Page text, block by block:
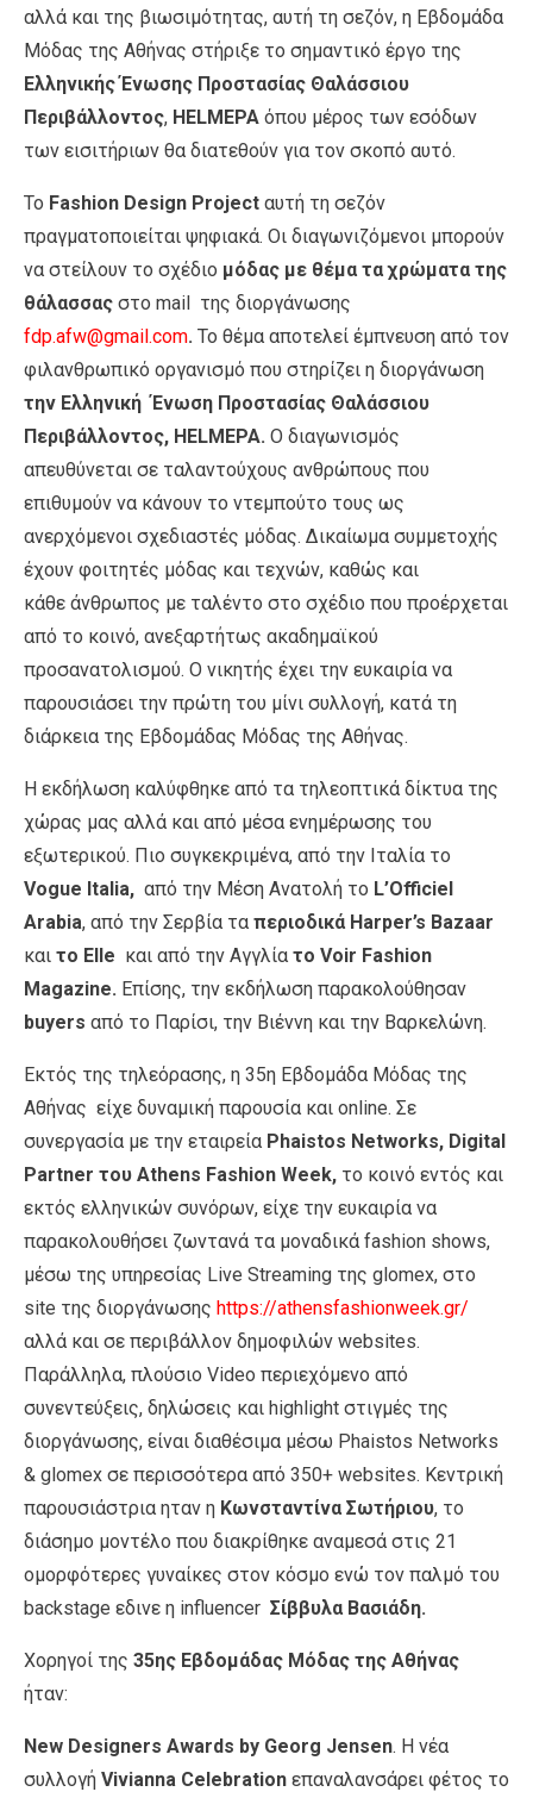
αλλά και της βιωσιμότητας, αυτή τη σεζόν, η Εβδομάδα
Μόδας της Αθήνας στήριξε το σημαντικό έργο της
Ελληνικής Ένωσης Προστασίας Θαλάσσιου
Περιβάλλοντος, HELMEPA όπου μέρος των εσόδων
των εισιτήριων θα διατεθούν για τον σκοπό αυτό.
Το Fashion Design Project αυτή τη σεζόν
πραγματοποιείται ψηφιακά. Οι διαγωνιζόμενοι μπορούν
να στείλουν το σχέδιο μόδας με θέμα τα χρώματα της
θάλασσας στο mail της διοργάνωσης
fdp.afw@gmail.com. Το θέμα αποτελεί έμπνευση από τον
φιλανθρωπικό οργανισμό που στηρίζει η διοργάνωση
την Ελληνική Ένωση Προστασίας Θαλάσσιου
Περιβάλλοντος, HELMEPA. Ο διαγωνισμός
απευθύνεται σε ταλαντούχους ανθρώπους που
επιθυμούν να κάνουν το ντεμπούτο τους ως
ανερχόμενοι σχεδιαστές μόδας. Δικαίωμα συμμετοχής
έχουν φοιτητές μόδας και τεχνών, καθώς και
κάθε άνθρωπος με ταλέντο στο σχέδιο που προέρχεται
από το κοινό, ανεξαρτήτως ακαδημαϊκού
προσανατολισμού. Ο νικητής έχει την ευκαιρία να
παρουσιάσει την πρώτη του μίνι συλλογή, κατά τη
διάρκεια της Εβδομάδας Μόδας της Αθήνας.
Η εκδήλωση καλύφθηκε από τα τηλεοπτικά δίκτυα της
χώρας μας αλλά και από μέσα ενημέρωσης του
εξωτερικού. Πιο συγκεκριμένα, από την Ιταλία το
Vogue Italia, από την Μέση Ανατολή το L’Officiel
Arabia, από την Σερβία τα περιοδικά Harper’s Bazaar
και το Elle και από την Αγγλία το Voir Fashion
Magazine. Επίσης, την εκδήλωση παρακολούθησαν
buyers από το Παρίσι, την Βιέννη και την Βαρκελώνη.
Εκτός της τηλεόρασης, η 35η Εβδομάδα Μόδας της
Αθήνας είχε δυναμική παρουσία και online. Σε
συνεργασία με την εταιρεία Phaistos Networks, Digital
Partner του Athens Fashion Week, το κοινό εντός και
εκτός ελληνικών συνόρων, είχε την ευκαιρία να
παρακολουθήσει ζωντανά τα μοναδικά fashion shows,
μέσω της υπηρεσίας Live Streaming της glomex, στο
site της διοργάνωσης https://athensfashionweek.gr/
αλλά και σε περιβάλλον δημοφιλών websites.
Παράλληλα, πλούσιο Video περιεχόμενο από
συνεντεύξεις, δηλώσεις και highlight στιγμές της
διοργάνωσης, είναι διαθέσιμα μέσω Phaistos Networks
& glomex σε περισσότερα από 350+ websites. Κεντρική
παρουσιάστρια ηταν η Κωνσταντίνα Σωτήριου, το
διάσημο μοντέλο που διακρίθηκε αναμεσά στις 21
ομορφότερες γυναίκες στον κόσμο ενώ τον παλμό του
backstage εδινε η influencer Σίββυλα Βασιάδη.
Χορηγοί της 35ης Εβδομάδας Μόδας της Αθήνας
ήταν:
New Designers Awards by Georg Jensen. Η νέα
συλλογή Vivianna Celebration επαναλανσάρει φέτος το